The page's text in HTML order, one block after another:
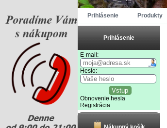
Prihlásenie Produkty
Prihlásenie
E-mail:
Heslo:
Obnovenie hesla
Registrácia